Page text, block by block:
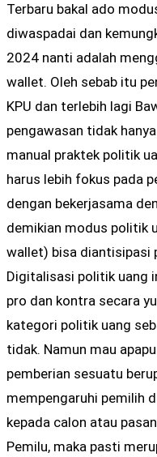
Terbaru bakal ado
diwaspadai dan
2024 nanti adalah
wallet. Oleh sebab itu
KPU dan terlebih lagi
pengawasan tidak
manual praktek politik
harus lebih fokus pada
dengan bekerjasama
demikian modus politik
wallet) bisa diantisipasi
Digitalisasi politik uang
pro dan kontra secara
kategori politik uang
tidak. Namun mau
pemberian sesuatu
mempengaruhi pemilih
kepada calon atau
Pemilu, maka pasti